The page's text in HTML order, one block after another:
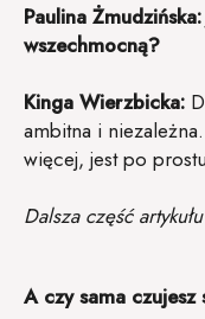
Paulina
wszechmocną?
Kinga Wierzbicka:
ambitna i
więcej, jest po
Dalsza część
A czy sama czujesz